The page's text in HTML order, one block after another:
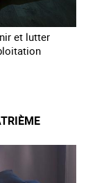
et lutter